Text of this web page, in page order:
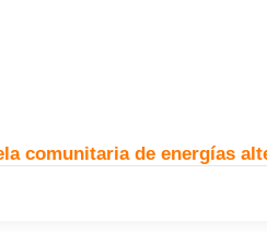
comunitaria de energías